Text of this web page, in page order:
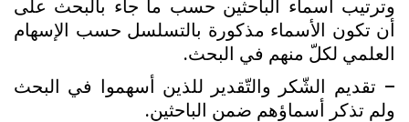
وترتيب أسماء الباحثين حسب ما جاء بالبحث على
أن تکون الأسماء مذکورة بالتسلسل حسب الإسهام
العلمي لکلّ منهم في البحث.
– تقديم الشّکر والتّقدير للذين أسهموا في البحث
ولم تذکر أسماؤهم ضمن الباحثين.